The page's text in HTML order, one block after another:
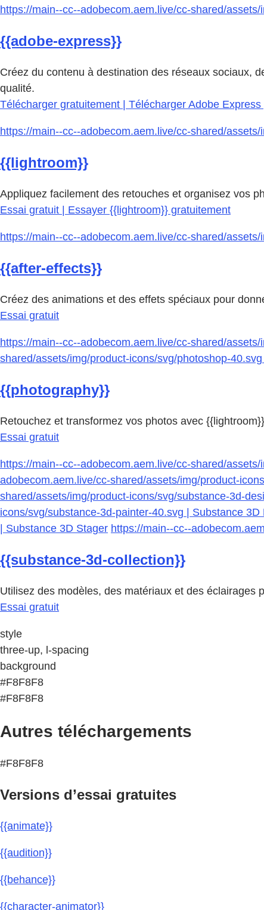
https://main--cc--adobecom.aem.live/cc-shared/
{{adobe-express}}
Créez du contenu à destination des réseaux sociaux,
qualité.
Télécharger gratuitement | Télécharger Adobe
https://main--cc--adobecom.aem.live/cc-shared/
{{lightroom}}
Appliquez facilement des retouches et organisez vos
Essai gratuit | Essayer {{lightroom}} gratuitement
https://main--cc--adobecom.aem.live/cc-shared/
{{after-effects}}
Créez des animations et des effets spéciaux pour
Essai gratuit
https://main--cc--adobecom.aem.live/cc-shared/
shared/assets/img/product-icons/svg/photoshop-
{{photography}}
Retouchez et transformez vos photos avec
Essai gratuit
https://main--cc--adobecom.aem.live/cc-shared/
adobecom.aem.live/cc-shared/assets/img/product-
shared/assets/img/product-icons/svg/substance-3d-
icons/svg/substance-3d-painter-40.svg | Substance 3D
| Substance 3D Stager https://main--cc--
{{substance-3d-collection}}
Utilisez des modèles, des matériaux et des éclairages
Essai gratuit
style
three-up, l-spacing
background
#F8F8F8
#F8F8F8
Autres téléchargements
#F8F8F8
Versions d’essai gratuites
{{animate}}
{{audition}}
{{behance}}
{{character-animator}}